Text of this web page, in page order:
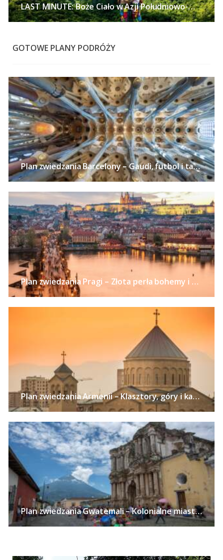
LAST MINUTE: Boże Ciało w Azji Południowo-Wschodniej – Tajlandia, Wietnam lub Singapur z polskich miast już od 2672 PLN!
GOTOWE PLANY PODRÓŻY
Plan zwiedzania Barcelony – Gaudi, futbol i tapas w stolicy Katalonii
Plan zwiedzania Pragi – Złota perła bohemy i alchemii
Plan zwiedzania Armenii – Klasztory, góry i kaniony Kaukazu, szaszłyki i słynny koniak
Plan zwiedzania Gwatemali – Kolonialne miasta, Jezioro Atitlan, kawa i wulkany